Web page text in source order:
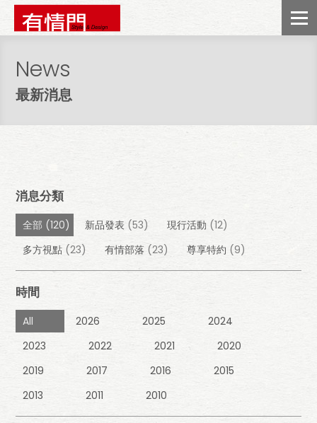
News
最新消息
消息分類
全部 (120) 新品發表 (53) 現行活動 (12)
多方視點 (23) 有情部落 (23) 尊享特約 (9)
時間
All 2026 2025
2024
2023
2022 2021
2020
2019
2017 2016
2015
2013
2011 2010